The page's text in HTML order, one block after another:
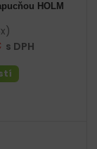
HOLM
s DPH